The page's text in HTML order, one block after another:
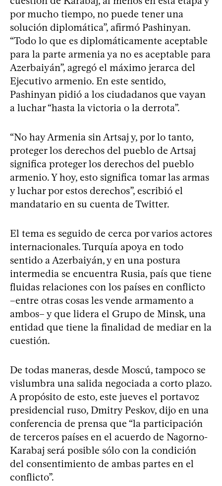
por mucho tiempo, no puede tener una
solución diplomática”, afirmó Pashinyan.
“Todo lo que es diplomáticamente aceptable
para la parte armenia ya no es aceptable para
Azerbaiyán”, agregó el máximo jerarca del
Ejecutivo armenio. En este sentido,
Pashinyan pidió a los ciudadanos que vayan
a luchar “hasta la victoria o la derrota”.
“No hay Armenia sin Artsaj y, por lo tanto,
proteger los derechos del pueblo de Artsaj
significa proteger los derechos del pueblo
armenio. Y hoy, esto significa tomar las armas
y luchar por estos derechos”, escribió el
mandatario en su cuenta de Twitter.
El tema es seguido de cerca por varios actores
internacionales. Turquía apoya en todo
sentido a Azerbaiyán, y en una postura
intermedia se encuentra Rusia, país que tiene
fluidas relaciones con los países en conflicto
–entre otras cosas les vende armamento a
ambos– y que lidera el Grupo de Minsk, una
entidad que tiene la finalidad de mediar en la
cuestión.
De todas maneras, desde Moscú, tampoco se
vislumbra una salida negociada a corto plazo.
A propósito de esto, este jueves el portavoz
presidencial ruso, Dmitry Peskov, dijo en una
conferencia de prensa que “la participación
de terceros países en el acuerdo de Nagorno-
Karabaj será posible sólo con la condición
del consentimiento de ambas partes en el
conflicto”.